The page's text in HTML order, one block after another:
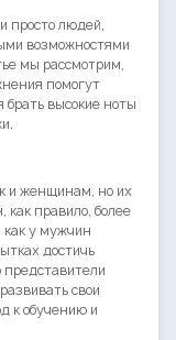
просто людей,
возможностями
мы рассмотрим,
помогут
брать высокие ноты
и женщинам, но их
правило, более
как у мужчин
достичь
представители
свои
к обучению и